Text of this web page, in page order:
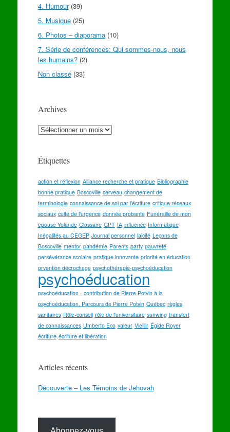
4. Humour(39)
5. Musique(25)
6. Photos – diaporama(10)
7. Série de conférences: Qui sommes-nous, nous
les humains?(2)
Non classé(33)
Archives
Archives
Étiquettes
action et réflexion Alliance recherche et pratique Bibliographie
bonne pratique Boscoville cerveau changement de
terminologie connaissance de soi par l'écriture critique réseaux
sociaux culte de l'urgence donnée probante Funéraille de mon
épouse Yolande Glossaire GPT IA influence Informatique
Inégalités au CEGEP Journal personnel laicité Leçons de
Boscoville mentor pandémie Parents party pauvreté
persévérance scolaire pratique innovante priorité en éducation
prvention décrochage psychothérapie-psychoéducation
psychoéducation
psychoéducation - contribution de Pierre Potvin à la
psychoéducation. Parcours de Pierre Potvin Québec règles
sanitaires Rôle-conseil rôle de l'universitaire sunwing transfert
de connaissances Umberto Eco valeur Vieillir Égide Royer
écriture écriture et libération
Articles récents
Découverte – Les Témoins de Jehovah